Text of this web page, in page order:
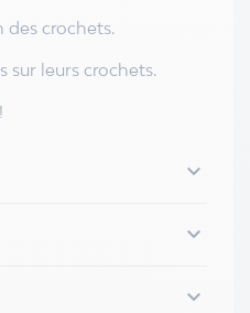
des crochets.
sur leurs crochets.


